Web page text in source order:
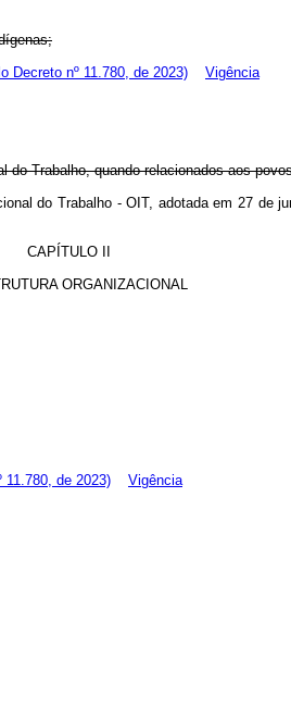
Decreto nº 11.780, de 2023)
Vigência
do Trabalho, quando relacionados aos
do Trabalho - OIT, adotada em 27
CAPÍTULO II
ORGANIZACIONAL
11.780, de 2023)
Vigência